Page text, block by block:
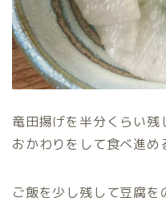
竜田揚げを半分くらい残
おかわりをして食べ進め
ご飯を少し残して豆腐を